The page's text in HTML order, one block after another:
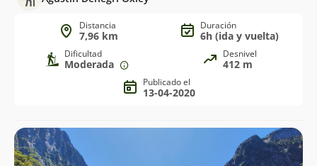
Distancia
7,96 km
Duración
6h (ida y vuelta)
Dificultad
Moderada
Desnivel
412 m
Publicado el
13-04-2020